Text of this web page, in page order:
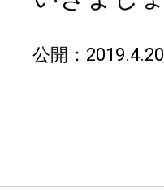
公開：2019.4.20